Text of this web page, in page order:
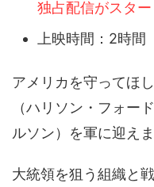
独占配信がスター
上映時間：2時間
アメリカを守ってほ
（ハリソン・フォー
ルソン）を軍に迎えま
大統領を狙う組織と